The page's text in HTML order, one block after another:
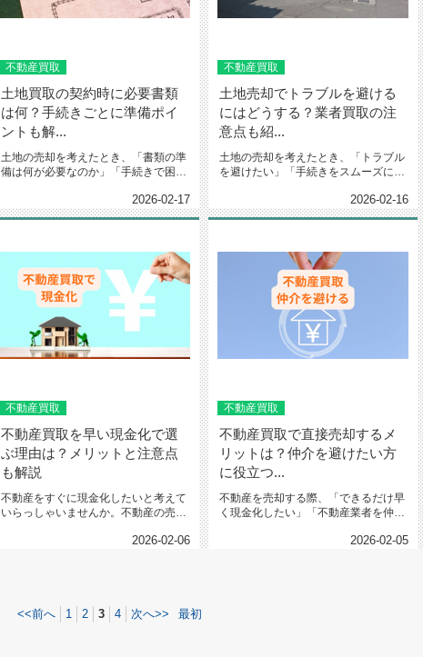
不動産買取
土地買取の契約時に必要書類
は何？手続きごとに準備ポイ
ントも解...
土地の売却を考えたとき、「書類の準
備は何が必要なのか」「手続きで困ら
2026-02-17
不動産買取
土地売却でトラブルを避ける
にはどうする？業者買取の注
意点も紹...
土地の売却を考えたとき、「トラブル
を避けたい」「手続きをスムーズに済
2026-02-16
不動産買取
不動産買取を早い現金化で選
ぶ理由は？メリットと注意点
も解説
不動産をすぐに現金化したいと考えて
いらっしゃいませんか。不動産の売却
2026-02-06
不動産買取
不動産買取で直接売却するメ
リットは？仲介を避けたい方
に役立つ...
不動産を売却する際、「できるだけ早
く現金化したい」「不動産業者を仲介
2026-02-05
<<前へ 1 2 3 4 次へ>> 最初